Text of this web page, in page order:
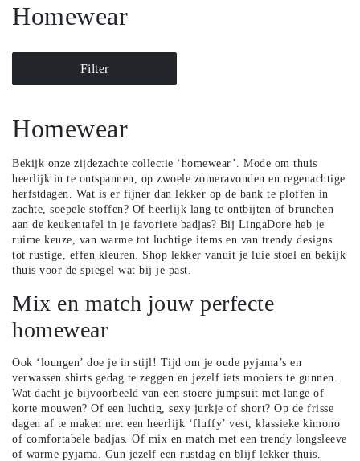
Homewear
Filter
Homewear
Bekijk onze zijdezachte collectie ‘homewear’. Mode om thuis
heerlijk in te ontspannen, op zwoele zomeravonden en regenachtige
herfstdagen. Wat is er fijner dan lekker op de bank te ploffen in
zachte, soepele stoffen? Of heerlijk lang te ontbijten of brunchen
aan de keukentafel in je favoriete badjas? Bij LingaDore heb je
ruime keuze, van warme tot luchtige items en van trendy designs
tot rustige, effen kleuren. Shop lekker vanuit je luie stoel en bekijk
thuis voor de spiegel wat bij je past.
Mix en match jouw perfecte
homewear
Ook ‘loungen’ doe je in stijl! Tijd om je oude pyjama’s en
verwassen shirts gedag te zeggen en jezelf iets mooiers te gunnen.
Wat dacht je bijvoorbeeld van een stoere jumpsuit met lange of
korte mouwen? Of een luchtig, sexy jurkje of short? Op de frisse
dagen af te maken met een heerlijk ‘fluffy’ vest, klassieke kimono
of comfortabele badjas. Of mix en match met een trendy longsleeve
of warme pyjama. Gun jezelf een rustdag en blijf lekker thuis.